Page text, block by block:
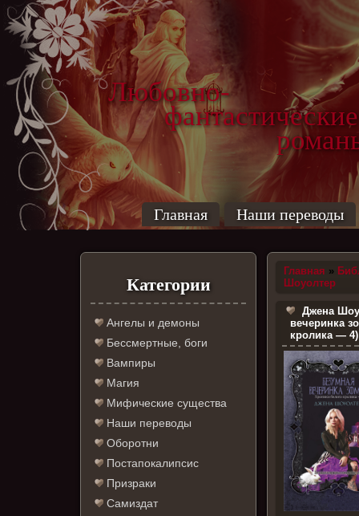
Любовно-
фантастические
Главная Наши переводы
Категории
Ангелы и демоны
Бессмертные, боги
Вампиры
Магия
Мифические существа
Наши переводы
Оборотни
Постапокалипсис
Призраки
Самиздат
Главная »
Шоуолтер
Джена
вечеринка
кролика — 4)